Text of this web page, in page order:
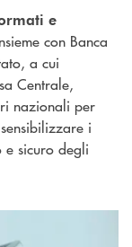
e
con Banca
a cui
Centrale,
nazionali per
i
e sicuro degli